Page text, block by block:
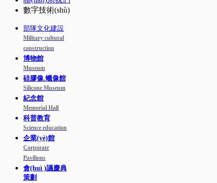
數字技術(shù)
部隊文化建設
Military cultural
construction
博物館
Museum
硅膠像.蠟像館
Silicone Museum
紀念館
Memorial Hall
科普教育
Science education
企業(yè)館
Corporate
Pavilions
會(huì )議慶典
策劃